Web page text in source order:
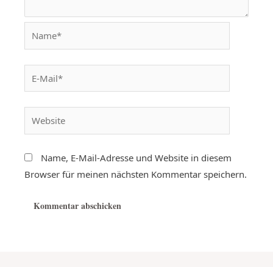
Name, E-Mail-Adresse und Website in diesem
Browser für meinen nächsten Kommentar speichern.